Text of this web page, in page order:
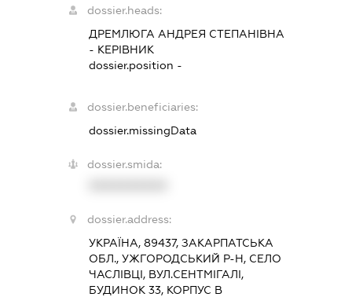
dossier.heads:
ДРЕМЛЮГА АНДРЕЯ СТЕПАНІВНА
- КЕРІВНИК
dossier.position -
dossier.beneficiaries:
dossier.missingData
dossier.smida:
dossier.address:
УКРАЇНА, 89437, ЗАКАРПАТСЬКА
ОБЛ., УЖГОРОДСЬКИЙ Р-Н, СЕЛО
ЧАСЛІВЦІ, ВУЛ.СЕНТМІГАЛІ,
БУДИНОК 33, КОРПУС В